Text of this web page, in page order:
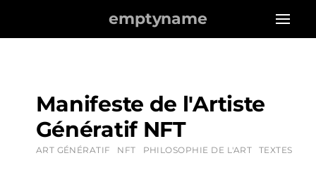
emptyname
Manifeste de l'Artiste
Génératif NFT
ART GÉNÉRATIF NFT PHILOSOPHIE DE L'ART TEXTES